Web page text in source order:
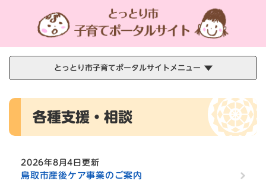
メニューを飛ばして本文へ
とっとり市子育てポータルサイトメニュー
本
各種支援・相談
2026年8月4日更新
鳥取市産後ケア事業のご案内